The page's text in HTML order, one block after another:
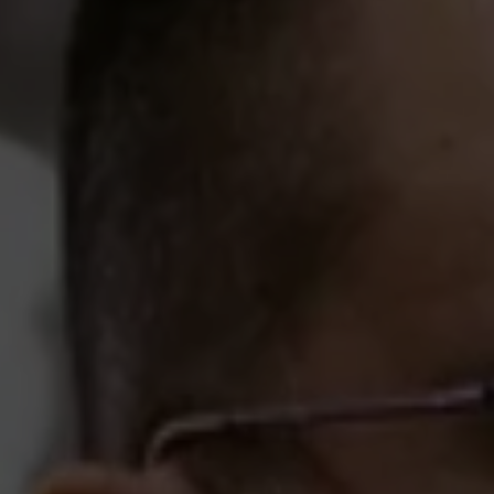
Πατήστε Εnter για αναζήτηση ή Esc για κλείσιμο